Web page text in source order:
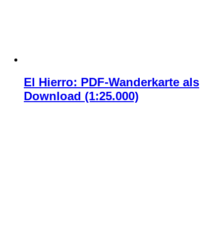
El Hierro: PDF-Wanderkarte als
Download (1:25.000)